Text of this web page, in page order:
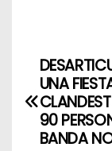
N
a
UNA
90
BANDA